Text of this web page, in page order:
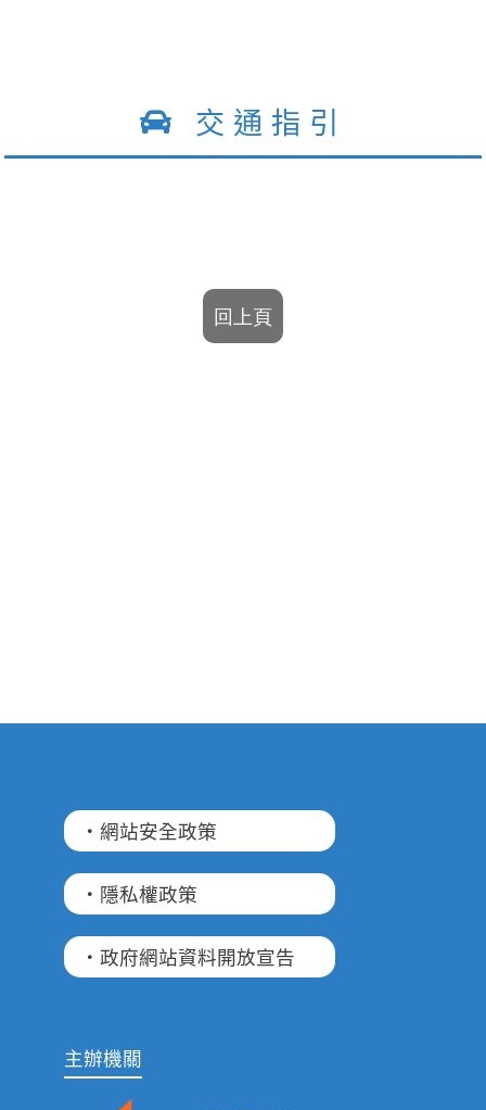
交通指引
·網站安全政策
·隱私權政策
·政府網站資料開放宣告
主辦機關